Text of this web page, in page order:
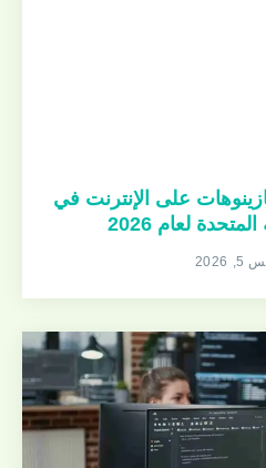
على الإنترنت في
لعام 2026